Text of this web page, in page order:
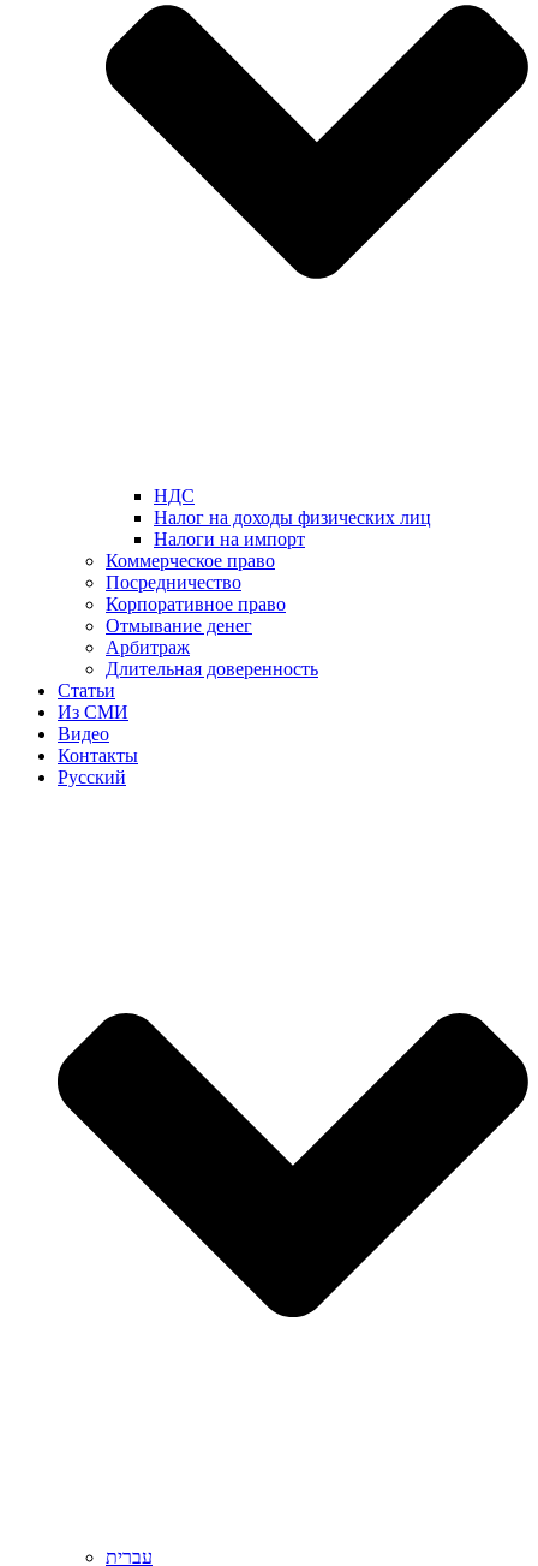
НДС
Налог на доходы физических лиц
Налоги на импорт
Коммерческое право
Посредничество
Корпоративное право
Отмывание денег
Арбитраж
Длительная доверенность
Статьи
Из СМИ
Видео
Контакты
Русский
עברית